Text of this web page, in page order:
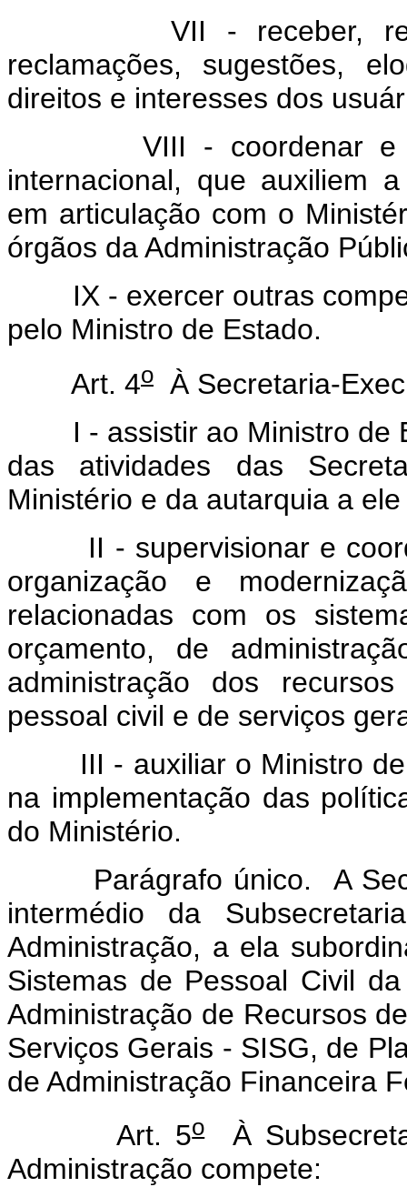
VII - receber,
reclamações, sugestões,
direitos e interesses dos
VIII - coordenar e
internacional, que auxiliem
em articulação com o
órgãos da Administração
IX - exercer outras
pelo Ministro de Estado.
Art. 4o À Secretaria-
I - assistir ao Ministro de
das atividades das
Ministério e da autarquia a
II - supervisionar e
organização e
relacionadas com os
orçamento, de
administração dos
pessoal civil e de serviços
III - auxiliar o Ministro de
na implementação das
do Ministério.
Parágrafo único. A
intermédio da
Administração, a ela
Sistemas de Pessoal Civil
Administração de Recursos
Serviços Gerais - SISG, de
de Administração Financeira
Art. 5oÀ
Administração compete: